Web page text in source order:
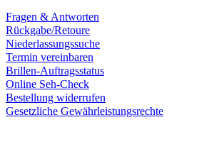
Fragen & Antworten
Rückgabe/Retoure
Niederlassungssuche
Termin vereinbaren
Brillen-Auftragsstatus
Online Seh-Check
Bestellung widerrufen
Gesetzliche Gewährleistungsrechte